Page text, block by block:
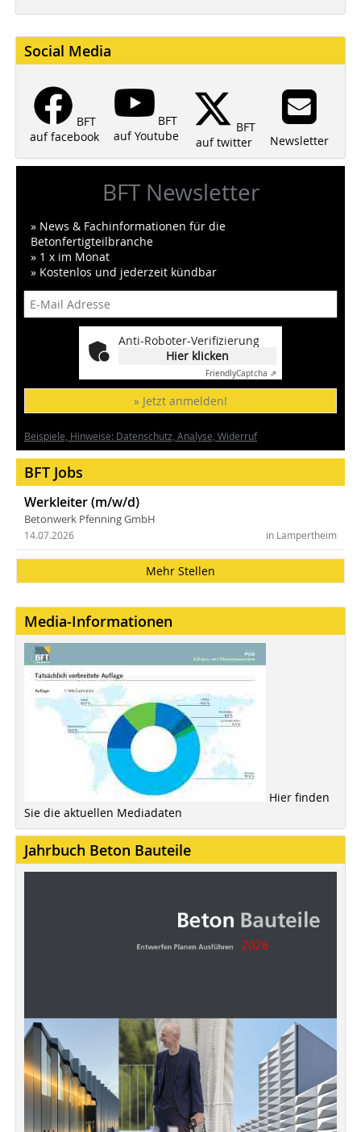
Social Media
BFT
auf facebook
BFT
auf Youtube
BFT
auf twitter
Newsletter
BFT Newsletter
» News & Fachinformationen für die
Betonfertigteilbranche
» 1 x im Monat
» Kostenlos und jederzeit kündbar
Anti-Roboter-Verifizierung
Hier klicken
FriendlyCaptcha ⇗
» Jetzt anmelden!
Beispiele, Hinweise: Datenschutz, Analyse, Widerruf
BFT Jobs
Werkleiter (m/w/d)
Betonwerk Pfenning GmbH
in Lampertheim
14.07.2026
Mehr Stellen
Media-Informationen
Hier finden
Sie die aktuellen Mediadaten
Jahrbuch Beton Bauteile